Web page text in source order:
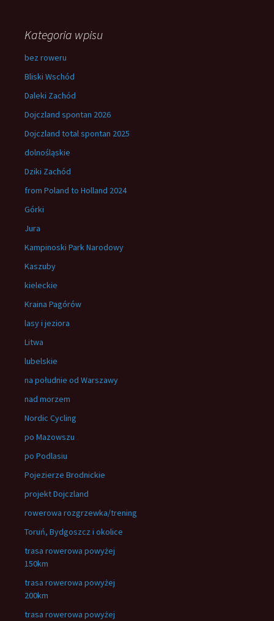
Kategoria wpisu
bez roweru
Bliski Wschód
Daleki Zachód
Dojczland spontan 2026
Dojczland total spontan 2025
dolnośląskie
Dziki Zachód
from Poland to Holland 2024
Górki
Jura
Kampinoski Park Narodowy
Kaszuby
kieleckie
Kraina Pagórów
lasy i jeziora
Litwa
lubelskie
na południe od Warszawy
nad morzem
Nordic Cycling
po Mazowszu
po Podlasiu
Pojezierze Brodnickie
projekt Dojczland
rowerowa rozgrzewka/trening
Toruń, Bydgoszcz i okolice
trasa rowerowa powyżej
150km
trasa rowerowa powyżej
200km
trasa rowerowa powyżej